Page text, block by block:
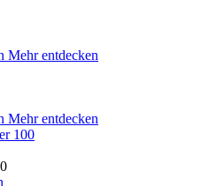
Mehr entdecken
Mehr entdecken
100